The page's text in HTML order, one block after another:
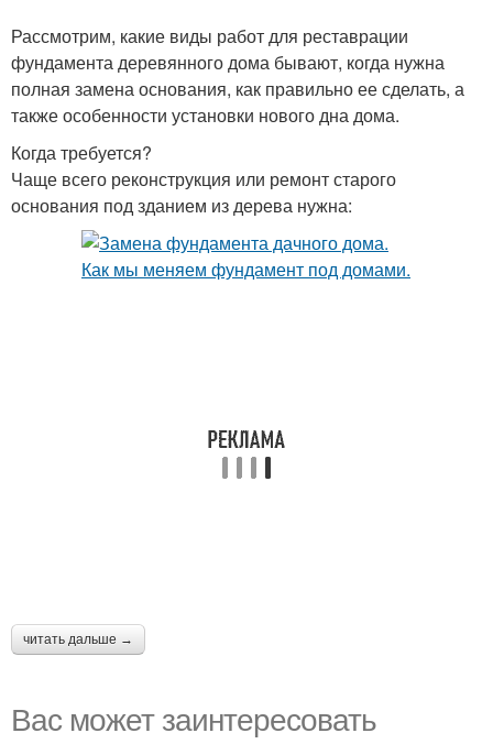
Рассмотрим, какие виды работ для реставрации
фундамента деревянного дома бывают, когда нужна
полная замена основания, как правильно ее сделать, а
также особенности установки нового дна дома.
Когда требуется?
Чаще всего реконструкция или ремонт старого
основания под зданием из дерева нужна:
читать дальше →
Вас может заинтересовать